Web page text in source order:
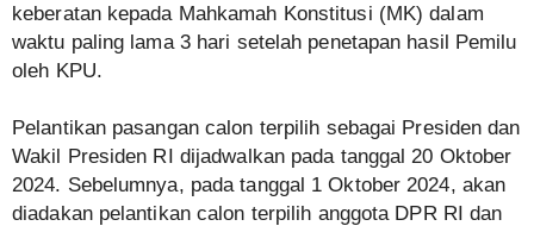
keberatan kepada Mahkamah Konstitusi (MK) dalam
waktu paling lama 3 hari setelah penetapan hasil Pemilu
oleh KPU.
Pelantikan pasangan calon terpilih sebagai Presiden dan
Wakil Presiden RI dijadwalkan pada tanggal 20 Oktober
2024. Sebelumnya, pada tanggal 1 Oktober 2024, akan
diadakan pelantikan calon terpilih anggota DPR RI dan